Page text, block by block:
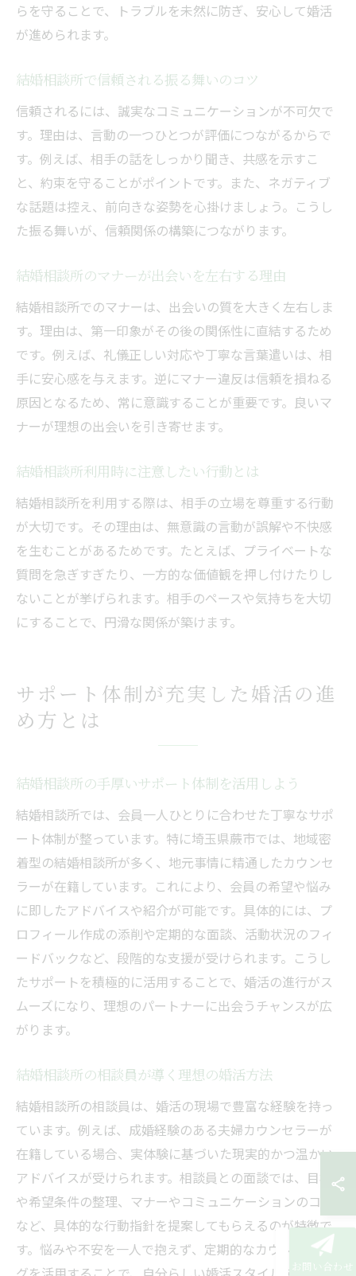
らを守ることで、トラブルを未然に防ぎ、安心して婚活
が進められます。
結婚相談所で信頼される振る舞いのコツ
信頼されるには、誠実なコミュニケーションが不可欠で
す。理由は、言動の一つひとつが評価につながるからで
す。例えば、相手の話をしっかり聞き、共感を示すこ
と、約束を守ることがポイントです。また、ネガティブ
な話題は控え、前向きな姿勢を心掛けましょう。こうし
た振る舞いが、信頼関係の構築につながります。
結婚相談所のマナーが出会いを左右する理由
結婚相談所でのマナーは、出会いの質を大きく左右しま
す。理由は、第一印象がその後の関係性に直結するため
です。例えば、礼儀正しい対応や丁寧な言葉遣いは、相
手に安心感を与えます。逆にマナー違反は信頼を損ねる
原因となるため、常に意識することが重要です。良いマ
ナーが理想の出会いを引き寄せます。
結婚相談所利用時に注意したい行動とは
結婚相談所を利用する際は、相手の立場を尊重する行動
が大切です。その理由は、無意識の言動が誤解や不快感
を生むことがあるためです。たとえば、プライベートな
質問を急ぎすぎたり、一方的な価値観を押し付けたりし
ないことが挙げられます。相手のペースや気持ちを大切
にすることで、円滑な関係が築けます。
サポート体制が充実した婚活の進
め方とは
結婚相談所の手厚いサポート体制を活用しよう
結婚相談所では、会員一人ひとりに合わせた丁寧なサポ
ート体制が整っています。特に埼玉県蕨市では、地域密
着型の結婚相談所が多く、地元事情に精通したカウンセ
ラーが在籍しています。これにより、会員の希望や悩み
に即したアドバイスや紹介が可能です。具体的には、プ
ロフィール作成の添削や定期的な面談、活動状況のフィ
ードバックなど、段階的な支援が受けられます。こうし
たサポートを積極的に活用することで、婚活の進行がス
ムーズになり、理想のパートナーに出会うチャンスが広
がります。
結婚相談所の相談員が導く理想の婚活方法
結婚相談所の相談員は、婚活の現場で豊富な経験を持っ
ています。例えば、成婚経験のある夫婦カウンセラーが
在籍している場合、実体験に基づいた現実的かつ温かい
アドバイスが受けられます。相談員との面談では、目標
や希望条件の整理、マナーやコミュニケーションのコツ
など、具体的な行動指針を提案してもらえるのが特徴で
す。悩みや不安を一人で抱えず、定期的なカウンセリン
お問い合わせ